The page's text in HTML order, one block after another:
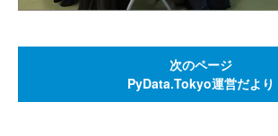
次のページ
PyData.Tokyo運営だより